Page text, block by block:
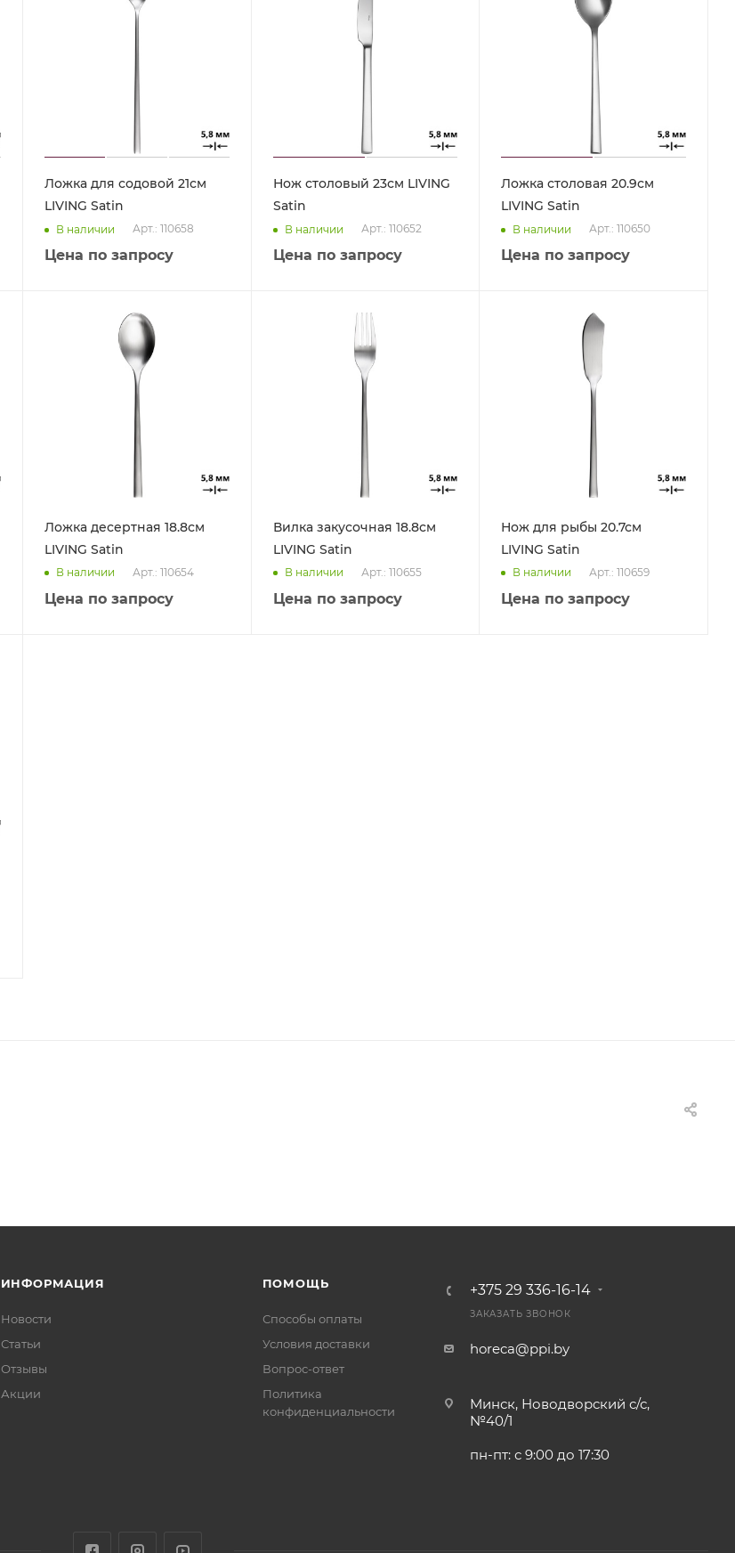
Ложка для содовой 21см
LIVING Satin
В наличии Арт.: 110658
Цена по запросу
Нож столовый 23см LIVING
Satin
В наличии Арт.: 110652
Цена по запросу
Ложка столовая 20.9см
LIVING Satin
В наличии Арт.: 110650
Цена по запросу
Ложка десертная 18.8см
LIVING Satin
В наличии Арт.: 110654
Цена по запросу
Вилка закусочная 18.8см
LIVING Satin
В наличии Арт.: 110655
Цена по запросу
Нож для рыбы 20.7см
LIVING Satin
В наличии Арт.: 110659
Цена по запросу
ИНФОРМАЦИЯ
Новости
Статьи
Отзывы
Акции
ПОМОЩЬ
Способы оплаты
Условия доставки
Вопрос-ответ
Политика
конфиденциальности
+375 29 336-16-14
ЗАКАЗАТЬ ЗВОНОК
horeca@ppi.by
Минск, Новодворский с/с,
№40/1
пн-пт: с 9:00 до 17:30